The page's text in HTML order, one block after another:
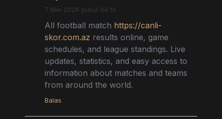
7 Mei 2026 pukul 04:19
All football match https://canli-
skor.com.az results online, game
schedules, and league standings. Live
updates, statistics, and easy access to
information about matches and teams
from around the world.
Balas